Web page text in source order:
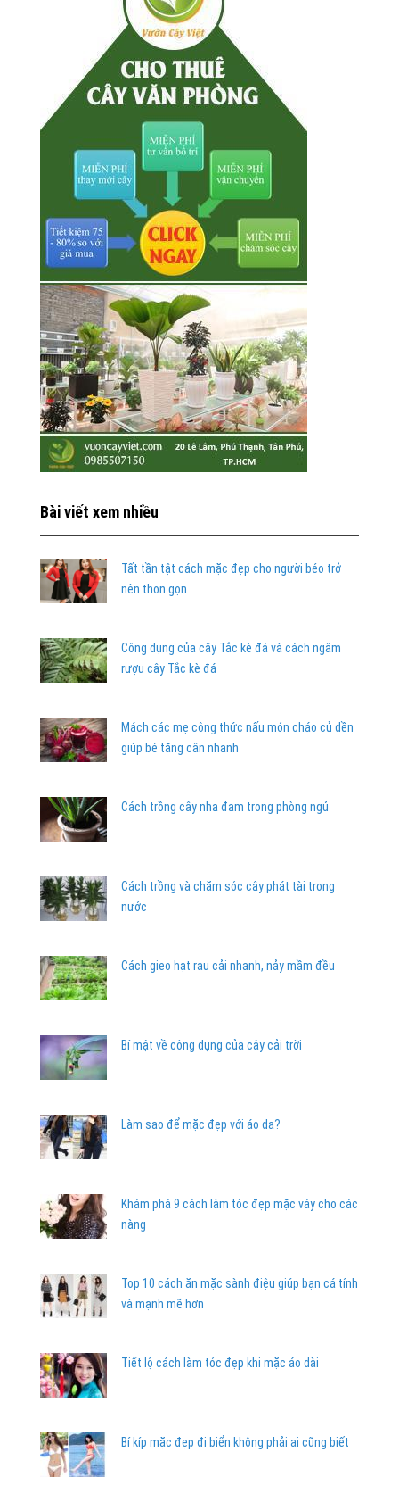
Bài viết xem nhiều
Tất tần tật cách mặc đẹp cho người béo trở
nên thon gọn
Công dụng của cây Tắc kè đá và cách ngâm
rượu cây Tắc kè đá
Mách các mẹ công thức nấu món cháo củ dền
giúp bé tăng cân nhanh
Cách trồng cây nha đam trong phòng ngủ
Cách trồng và chăm sóc cây phát tài trong
nước
Cách gieo hạt rau cải nhanh, nảy mầm đều
Bí mật về công dụng của cây cải trời
Làm sao để mặc đẹp với áo da?
Khám phá 9 cách làm tóc đẹp mặc váy cho các
nàng
Top 10 cách ăn mặc sành điệu giúp bạn cá tính
và mạnh mẽ hơn
Tiết lộ cách làm tóc đẹp khi mặc áo dài
Bí kíp mặc đẹp đi biển không phải ai cũng biết